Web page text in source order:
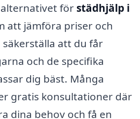
för städhjälp i
att jämföra priser och
att du får
och de specifika
dig bäst. Många
gratis konsultationer där
dina behov och få en